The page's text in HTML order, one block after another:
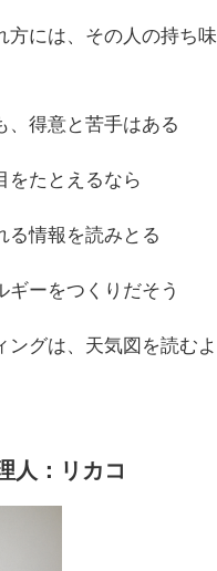
方には、その人の持ち味
、得意と苦手はある
をたとえるなら
る情報を読みとる
ギーをつくりだそう
ングは、天気図を読むよ
人：リカコ